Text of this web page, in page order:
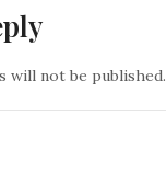
will not be published.